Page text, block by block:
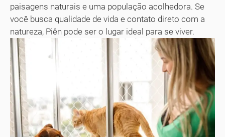
paisagens naturais e uma população acolhedora. Se
você busca qualidade de vida e contato direto com a
natureza, Piên pode ser o lugar ideal para se viver.